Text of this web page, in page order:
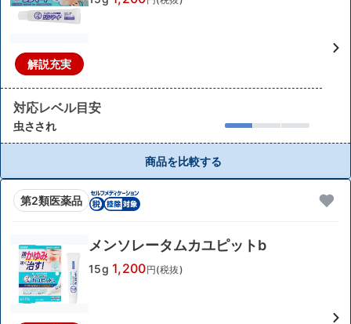
解説充実
対応レベル目安
虫さされ
商品を比較する
第2類医薬品
メンソレータムカユピットb
15g 1,200円(税抜)